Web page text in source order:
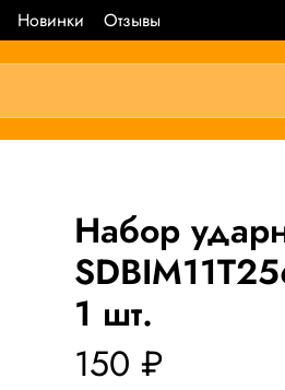
Новинки Отзывы
Набор
1 шт.
150 ₽